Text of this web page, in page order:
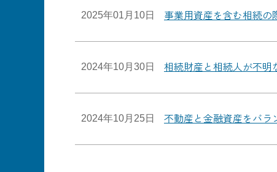
2025年01月10日 事業用資産を含む相続の
2024年10月30日 相続財産と相続人が不明
2024年10月25日 不動産と金融資産をバ